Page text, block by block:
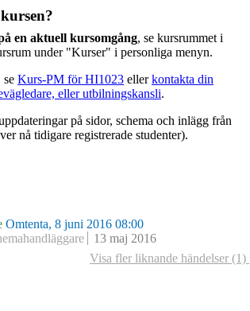
en aktuell kursomgång, se kursrummet i
under "Kurser" i personliga menyn.
se Kurs-PM för HI1023 ellerkontakta din
eller utbilningskansli.
på sidor, schema och inlägg från
nå tidigare registrerade studenter).
Omtenta, 8 juni 2016 08:00
13 maj 2016
Visa fler liknande händelser (1)